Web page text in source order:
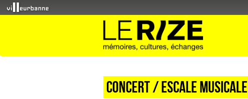
CONCERT / ESCALE